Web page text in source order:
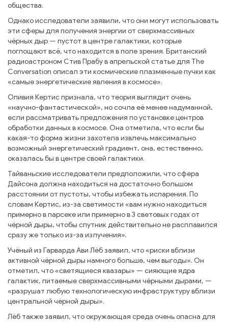
общества.
Однако исследователи заявили, что они могут использовать
эти сферы для получения энергии от сверхмассивных
чёрных дыр — пустот в центре галактики, которые
поглощают всё, что находится в поле зрения. Британский
радиоастроном Стив Прабу в апрельской статье для The
Conversation описал эти космические плазменные пучки как
«самые энергетические явления в космосе».
Оливия Кертис признала, что теория выглядит очень
«научно-фантастической», но сочла её менее надуманной,
если рассматривать предложения по установке центров
обработки данных в космосе. Она отметила, что если бы
какая-то форма жизни захотела извлечь максимально
возможный энергетический градиент, она, естественно,
оказалась бы в центре своей галактики.
Тайваньские исследователи предположили, что сфера
Дайсона должна находиться на достаточно большом
расстоянии от пустоты, чтобы избежать испарения. По
словам Кертис, из-за светимости «вам нужно находиться
примерно в парсеке или примерно в 3 световых годах от
чёрной дыры, чтобы спутник действительно не расплавился
сразу же только из-за излучения».
Учёный из Гарварда Ави Лёб заявил, что «риски вблизи
активной чёрной дыры намного больше, чем выгоды». Он
отметил, что «светящиеся квазары» — сияющие ядра
галактик, питаемые сверхмассивными чёрными дырами, —
«разрушат любую технологическую инфраструктуру вблизи
центральной чёрной дыры».
Лёб также заявил, что окружающая среда очень опасна для